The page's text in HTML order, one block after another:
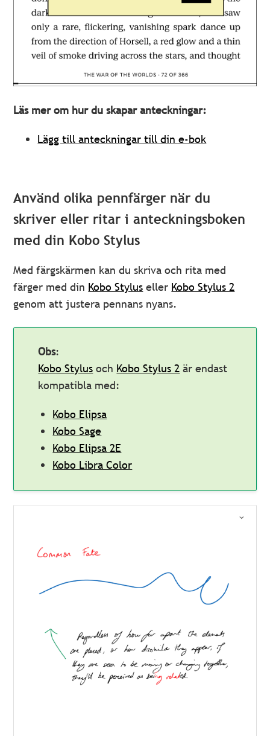
Läs mer om hur du skapar anteckningar:
Lägg till anteckningar till din e-bok
Använd olika pennfärger när du
skriver eller ritar i anteckningsboken
med din Kobo Stylus
Med färgskärmen kan du skriva och rita med
färger med din Kobo Stylus eller Kobo Stylus 2
genom att justera pennans nyans.
Obs:
Kobo Stylus och Kobo Stylus 2 är endast
kompatibla med:
Kobo Elipsa
Kobo Sage
Kobo Elipsa 2E
Kobo Libra Color